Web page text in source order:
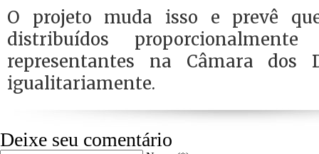
O projeto muda isso e prevê
distribuídos
representantes na Câmara dos
igualitariamente.
Deixe seu comentário